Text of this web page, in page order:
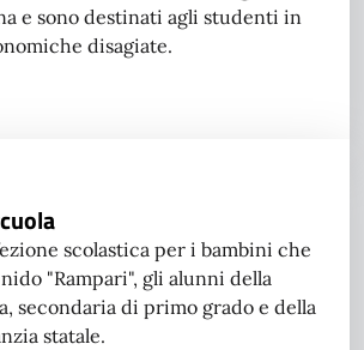
e sono destinati agli studenti in
disagiate.
scolastica per i bambini che
"Rampari", gli alunni della
secondaria di primo grado e della
statale.